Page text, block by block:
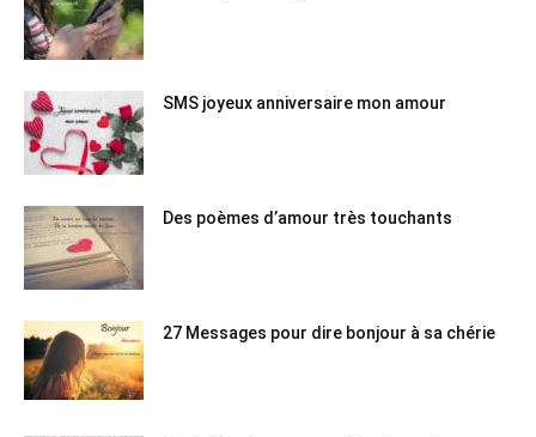
SMS joyeux anniversaire mon amour
Des poèmes d’amour très touchants
27 Messages pour dire bonjour à sa chérie